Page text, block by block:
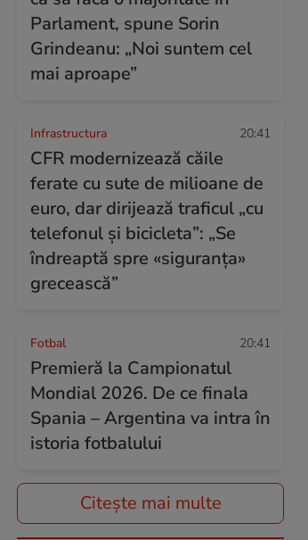
Parlament, spune Sorin
Grindeanu: „Noi suntem cel
mai aproape”
Infrastructura 20:41
CFR modernizează căile
ferate cu sute de milioane de
euro, dar dirijează traficul „cu
telefonul și bicicleta”: „Se
îndreaptă spre «siguranța»
grecească”
Fotbal 20:41
Premieră la Campionatul
Mondial 2026. De ce finala
Spania – Argentina va intra în
istoria fotbalului
Citește mai multe